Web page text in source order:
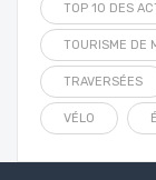
TOP 10 DES
TOURISME DE
TRAVERSÉES
VÉLO